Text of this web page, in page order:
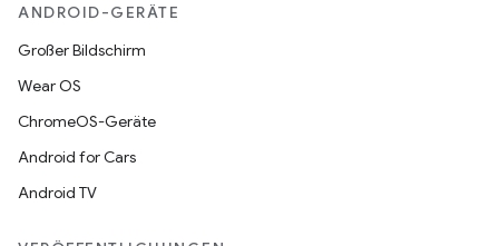
ANDROID-GERÄTE
Großer Bildschirm
Wear OS
ChromeOS-Geräte
Android for Cars
Android TV